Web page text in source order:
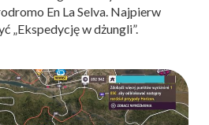
En La Selva. Najpierw
„Ekspedycję w dżungli”.